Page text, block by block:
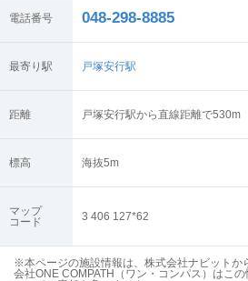
電話番号 048-298-8885
最寄り駅 戸塚安行駅
距離 戸塚安行駅から直線距離で530m
標高 海抜5m
マップ
コード
3 406 127*62
※本ページの施設情報は、株式会社ナビットか
会社ONE COMPATH（ワン・コンパス）はこ